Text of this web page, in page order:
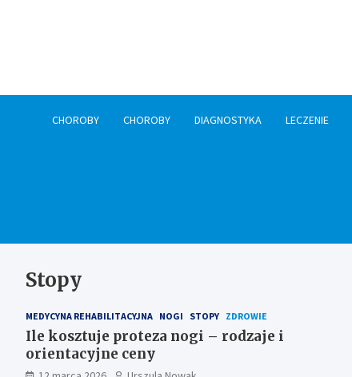
CHOROBY CHOROBY DIAGNOSTYKA LECZENIE
Stopy
MEDYCYNA REHABILITACYJNA NOGI STOPY ZDROWIE
Ile kosztuje proteza nogi – rodzaje i
orientacyjne ceny